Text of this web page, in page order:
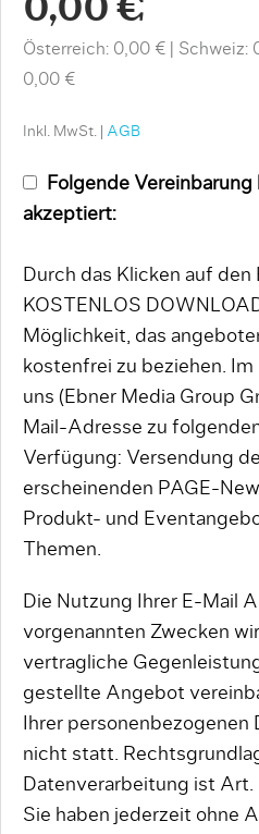
0,00 €
Österreich: 0,00 € Schweiz:
0,00 €
Inkl. MwSt. | AGB
Folgende
akzeptiert:
Durch das Klicken auf den
KOSTENLOS
Möglichkeit, das
kostenfrei zu beziehen.
uns (Ebner Media Group
Mail-Adresse zu
Verfügung: Versendung
erscheinenden PAGE-
Produkt- und
Themen.
Die Nutzung Ihrer E-Mail
vorgenannten Zwecken
vertragliche
gestellte Angebot
Ihrer
nicht statt.
Datenverarbeitung ist Art.
Sie haben jederzeit ohne